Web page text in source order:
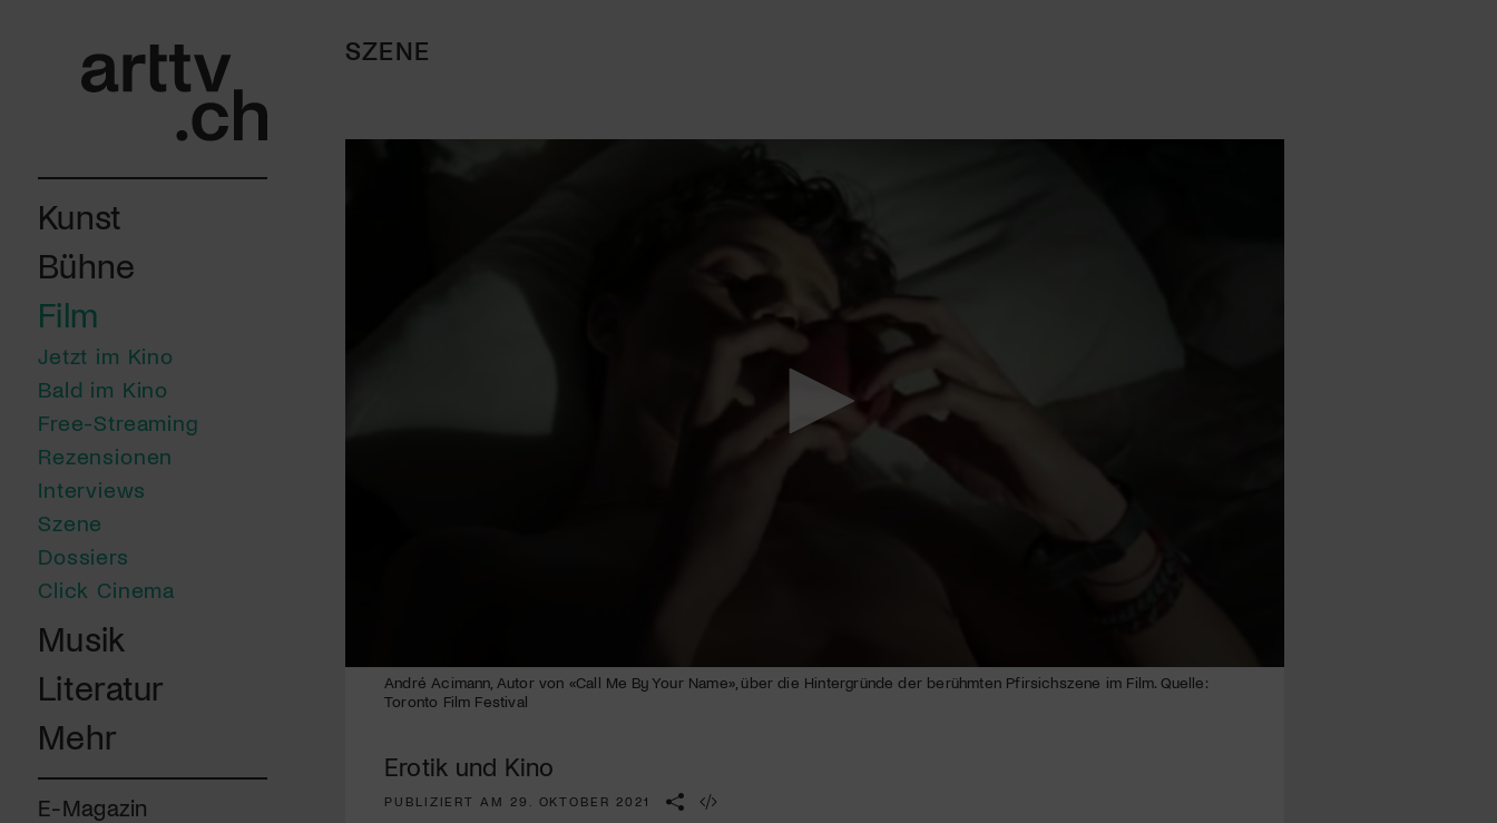
Kunst
Bühne
Film
Jetzt im Kino
Bald im Kino
Free-Streaming
Rezensionen
Interviews
Szene
Dossiers
Click Cinema
Musik
Literatur
Mehr
E-Magazin
SZENE
seconds
secondsVolume
André Acimann, Autor von «Call Me By Your Name», über die Hintergründe der berühmten Pfirsichszene im Film. Quelle:
Toronto Film Festival
Erotik und Kino
PUBLIZIERT AM 29. OKTOBER 2021